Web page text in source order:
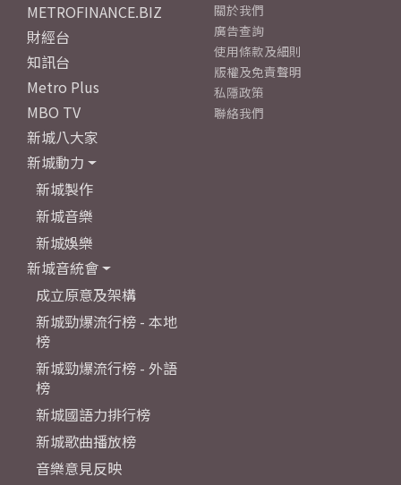
METROFINANCE.BIZ
財經台
知訊台
Metro Plus
MBO TV
新城八大家
新城動力
新城製作
新城音樂
新城娛樂
新城音統會
成立原意及架構
新城勁爆流行榜 - 本地
榜
新城勁爆流行榜 - 外語
榜
新城國語力排行榜
新城歌曲播放榜
音樂意見反映
關於我們
廣告查詢
使用條款及細則
版權及免責聲明
私隱政策
聯絡我們